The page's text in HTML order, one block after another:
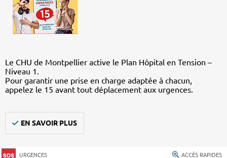
Le CHU de Montpellier active le Plan Hôpital en Tension –
Niveau 1.
Pour garantir une prise en charge adaptée à chacun,
appelez le 15 avant tout déplacement aux urgences.
EN SAVOIR PLUS
URGENCES ACCÈS RAPIDES